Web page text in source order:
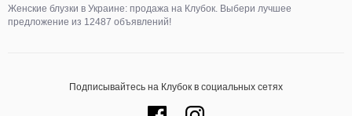
Женские блузки в Украине: продажа на Клубок. Выбери лучшее
предложение из 12487 объявлений!
Подписывайтесь на Клубок в социальных сетях